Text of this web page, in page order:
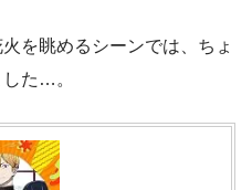
を眺めるシーンでは、ちょ
た…。